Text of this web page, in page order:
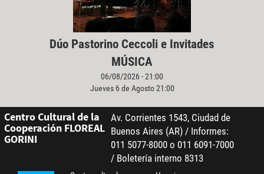
Dúo Pastorino Ceccoli e Invitades
MÚSICA
06/08/2026 - 21:00
Jueves 6 de Agosto 21:00
Centro Cultural de la
Cooperación FLOREAL
GORINI
Av. Corrientes 1543, Ciudad de
Buenos Aires (AR) / Informes:
011 5077-8000 o 011 6091-7000
/ Boletería interno 8313